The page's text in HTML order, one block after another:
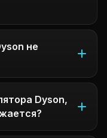
не
Dyson,